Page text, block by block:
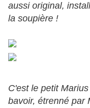
aussi original,
la soupière !
C'est le petit
bavoir, étrenné par